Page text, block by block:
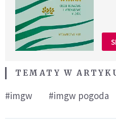
TEMATY W
#imgw #imgw pogoda